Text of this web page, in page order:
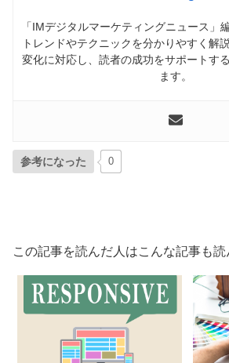
「IMデジタルマーケティングニュース」
トレンドやテクニックを分かりやすく解
変化に対応し、読者の成功をサポートす
ます。
参考になった 0
この記事を読んだ人はこんな記事も